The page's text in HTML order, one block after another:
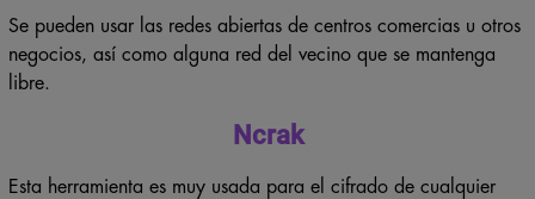
Se pueden usar las redes abiertas de centros comercias u otros
negocios, así como alguna red del vecino que se mantenga
libre.
Ncrak
Esta herramienta es muy usada para el cifrado de cualquier